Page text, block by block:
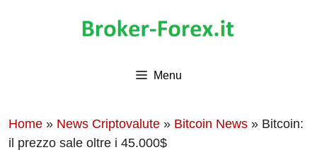
Menu
Home » News Criptovalute » Bitcoin News » Bitcoin:
il prezzo sale oltre i 45.000$